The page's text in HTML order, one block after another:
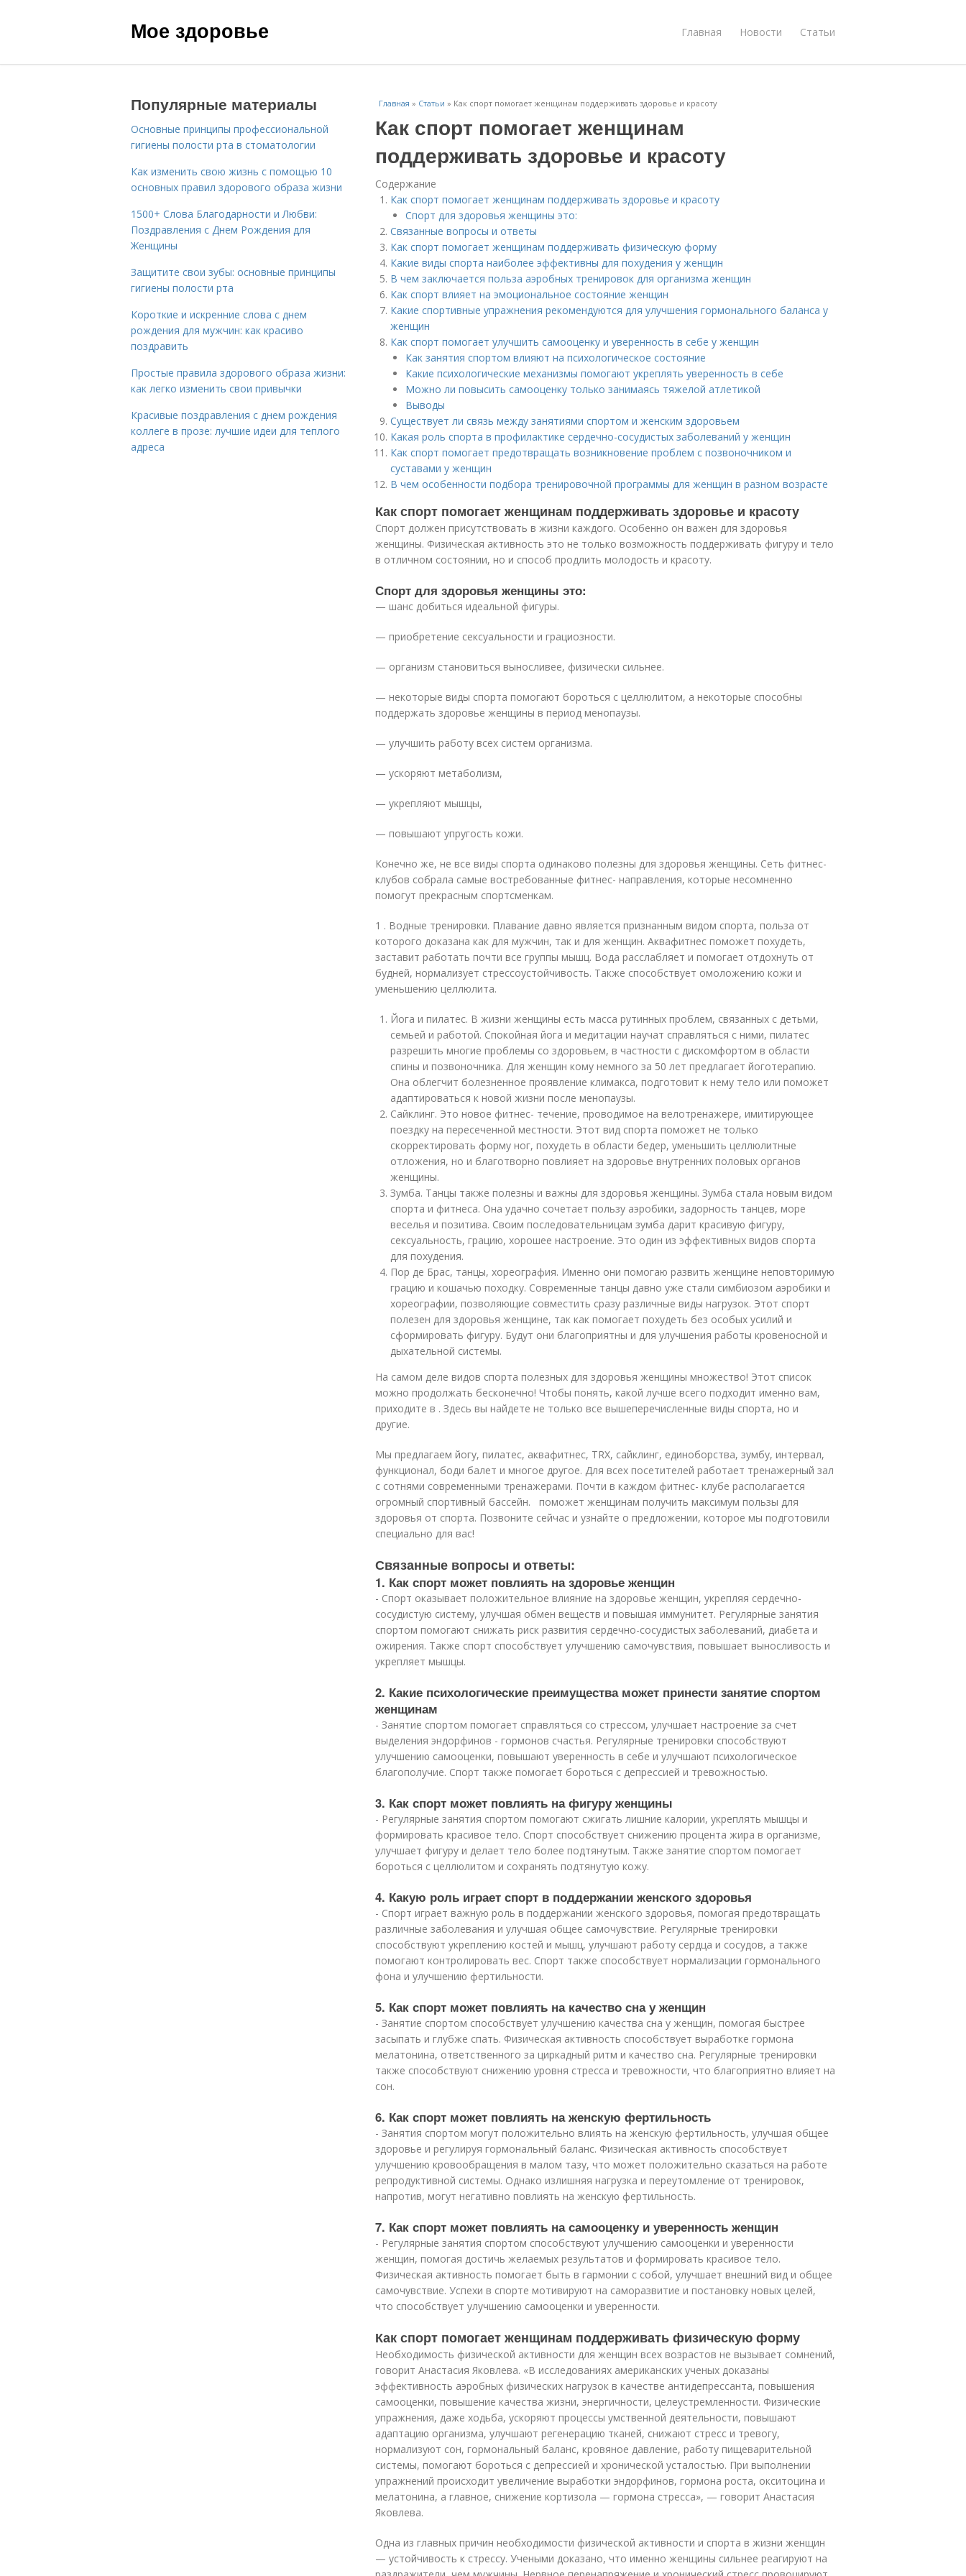
Мое здоровье Главная Новости Статьи
Главная » Статьи » Как спорт помогает женщинам поддерживать здоровье и красоту
Как спорт помогает женщинам
поддерживать здоровье и красоту
Содержание
Как спорт помогает женщинам поддерживать здоровье и красоту
Спорт для здоровья женщины это:
Связанные вопросы и ответы
Как спорт помогает женщинам поддерживать физическую форму
Какие виды спорта наиболее эффективны для похудения у женщин
В чем заключается польза аэробных тренировок для организма женщин
Как спорт влияет на эмоциональное состояние женщин
Какие спортивные упражнения рекомендуются для улучшения гормонального баланса у
женщин
Как спорт помогает улучшить самооценку и уверенность в себе у женщин
Как занятия спортом влияют на психологическое состояние
Какие психологические механизмы помогают укреплять уверенность в себе
Можно ли повысить самооценку только занимаясь тяжелой атлетикой
Выводы
Существует ли связь между занятиями спортом и женским здоровьем
Какая роль спорта в профилактике сердечно-сосудистых заболеваний у женщин
Как спорт помогает предотвращать возникновение проблем с позвоночником и
суставами у женщин
В чем особенности подбора тренировочной программы для женщин в разном возрасте
Как спорт помогает женщинам поддерживать здоровье и красоту
Спорт должен присутствовать в жизни каждого. Особенно он важен для здоровья
женщины. Физическая активность это не только возможность поддерживать фигуру и тело
в отличном состоянии, но и способ продлить молодость и красоту.
Спорт для здоровья женщины это:
— шанс добиться идеальной фигуры.
— приобретение сексуальности и грациозности.
— организм становиться выносливее, физически сильнее.
— некоторые виды спорта помогают бороться с целлюлитом, а некоторые способны
поддержать здоровье женщины в период менопаузы.
— улучшить работу всех систем организма.
— ускоряют метаболизм,
— укрепляют мышцы,
— повышают упругость кожи.
Конечно же, не все виды спорта одинаково полезны для здоровья женщины. Сеть фитнес-
клубов собрала самые востребованные фитнес- направления, которые несомненно
помогут прекрасным спортсменкам.
1 . Водные тренировки. Плавание давно является признанным видом спорта, польза от
которого доказана как для мужчин, так и для женщин. Аквафитнес поможет похудеть,
заставит работать почти все группы мышц. Вода расслабляет и помогает отдохнуть от
будней, нормализует стрессоустойчивость. Также способствует омоложению кожи и
уменьшению целлюлита.
Йога и пилатес. В жизни женщины есть масса рутинных проблем, связанных с детьми,
семьей и работой. Спокойная йога и медитации научат справляться с ними, пилатес
разрешить многие проблемы со здоровьем, в частности с дискомфортом в области
спины и позвоночника. Для женщин кому немного за 50 лет предлагает йоготерапию.
Она облегчит болезненное проявление климакса, подготовит к нему тело или поможет
адаптироваться к новой жизни после менопаузы.
Сайклинг. Это новое фитнес- течение, проводимое на велотренажере, имитирующее
поездку на пересеченной местности. Этот вид спорта поможет не только
скорректировать форму ног, похудеть в области бедер, уменьшить целлюлитные
отложения, но и благотворно повлияет на здоровье внутренних половых органов
женщины.
Зумба. Танцы также полезны и важны для здоровья женщины. Зумба стала новым видом
спорта и фитнеса. Она удачно сочетает пользу аэробики, задорность танцев, море
веселья и позитива. Своим последовательницам зумба дарит красивую фигуру,
сексуальность, грацию, хорошее настроение. Это один из эффективных видов спорта
для похудения.
Пор де Брас, танцы, хореография. Именно они помогаю развить женщине неповторимую
грацию и кошачью походку. Современные танцы давно уже стали симбиозом аэробики и
хореографии, позволяющие совместить сразу различные виды нагрузок. Этот спорт
полезен для здоровья женщине, так как помогает похудеть без особых усилий и
сформировать фигуру. Будут они благоприятны и для улучшения работы кровеносной и
дыхательной системы.
На самом деле видов спорта полезных для здоровья женщины множество! Этот список
можно продолжать бесконечно! Чтобы понять, какой лучше всего подходит именно вам,
приходите в . Здесь вы найдете не только все вышеперечисленные виды спорта, но и
другие.
Мы предлагаем йогу, пилатес, аквафитнес, TRX, сайклинг, единоборства, зумбу, интервал,
функционал, боди балет и многое другое. Для всех посетителей работает тренажерный зал
с сотнями современными тренажерами. Почти в каждом фитнес- клубе располагается
огромный спортивный бассейн.
поможет женщинам получить максимум пользы для
здоровья от спорта. Позвоните сейчас и узнайте о предложении, которое мы подготовили
специально для вас!
Связанные вопросы и ответы:
1. Как спорт может повлиять на здоровье женщин
- Спорт оказывает положительное влияние на здоровье женщин, укрепляя сердечно-
сосудистую систему, улучшая обмен веществ и повышая иммунитет. Регулярные занятия
спортом помогают снижать риск развития сердечно-сосудистых заболеваний, диабета и
ожирения. Также спорт способствует улучшению самочувствия, повышает выносливость и
укрепляет мышцы.
2. Какие психологические преимущества может принести занятие спортом
женщинам
- Занятие спортом помогает справляться со стрессом, улучшает настроение за счет
выделения эндорфинов - гормонов счастья. Регулярные тренировки способствуют
улучшению самооценки, повышают уверенность в себе и улучшают психологическое
благополучие. Спорт также помогает бороться с депрессией и тревожностью.
3. Как спорт может повлиять на фигуру женщины
- Регулярные занятия спортом помогают сжигать лишние калории, укреплять мышцы и
формировать красивое тело. Спорт способствует снижению процента жира в организме,
улучшает фигуру и делает тело более подтянутым. Также занятие спортом помогает
бороться с целлюлитом и сохранять подтянутую кожу.
4. Какую роль играет спорт в поддержании женского здоровья
- Спорт играет важную роль в поддержании женского здоровья, помогая предотвращать
различные заболевания и улучшая общее самочувствие. Регулярные тренировки
способствуют укреплению костей и мышц, улучшают работу сердца и сосудов, а также
помогают контролировать вес. Спорт также способствует нормализации гормонального
фона и улучшению фертильности.
5. Как спорт может повлиять на качество сна у женщин
- Занятие спортом способствует улучшению качества сна у женщин, помогая быстрее
засыпать и глубже спать. Физическая активность способствует выработке гормона
мелатонина, ответственного за циркадный ритм и качество сна. Регулярные тренировки
также способствуют снижению уровня стресса и тревожности, что благоприятно влияет на
сон.
6. Как спорт может повлиять на женскую фертильность
- Занятия спортом могут положительно влиять на женскую фертильность, улучшая общее
здоровье и регулируя гормональный баланс. Физическая активность способствует
улучшению кровообращения в малом тазу, что может положительно сказаться на работе
репродуктивной системы. Однако излишняя нагрузка и переутомление от тренировок,
напротив, могут негативно повлиять на женскую фертильность.
7. Как спорт может повлиять на самооценку и уверенность женщин
- Регулярные занятия спортом способствуют улучшению самооценки и уверенности
женщин, помогая достичь желаемых результатов и формировать красивое тело.
Физическая активность помогает быть в гармонии с собой, улучшает внешний вид и общее
самочувствие. Успехи в спорте мотивируют на саморазвитие и постановку новых целей,
что способствует улучшению самооценки и уверенности.
Как спорт помогает женщинам поддерживать физическую форму
Необходимость физической активности для женщин всех возрастов не вызывает сомнений,
говорит Анастасия Яковлева. «В исследованиях американских ученых доказаны
эффективность аэробных физических нагрузок в качестве антидепрессанта, повышения
самооценки, повышение качества жизни, энергичности, целеустремленности. Физические
упражнения, даже ходьба, ускоряют процессы умственной деятельности, повышают
адаптацию организма, улучшают регенерацию тканей, снижают стресс и тревогу,
нормализуют сон, гормональный баланс, кровяное давление, работу пищеварительной
системы, помогают бороться с депрессией и хронической усталостью. При выполнении
упражнений происходит увеличение выработки эндорфинов, гормона роста, окситоцина и
мелатонина, а главное, снижение кортизола — гормона стресса», — говорит Анастасия
Яковлева.
Одна из главных причин необходимости физической активности и спорта в жизни женщин
— устойчивость к стрессу. Учеными доказано, что именно женщины сильнее реагируют на
Популярные материалы
Основные принципы профессиональной
гигиены полости рта в стоматологии
Как изменить свою жизнь с помощью 10
основных правил здорового образа жизни
1500+ Слова Благодарности и Любви:
Поздравления с Днем Рождения для
Женщины
Защитите свои зубы: основные принципы
гигиены полости рта
Короткие и искренние слова с днем
рождения для мужчин: как красиво
поздравить
Простые правила здорового образа жизни:
как легко изменить свои привычки
Красивые поздравления с днем рождения
коллеге в прозе: лучшие идеи для теплого
адреса